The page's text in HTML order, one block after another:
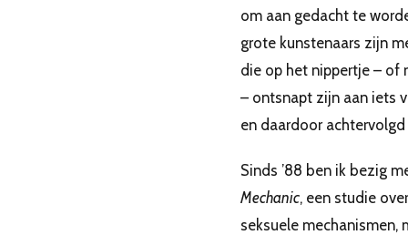
om aan gedacht te
grote kunstenaars zijn
die op het nippertje – of
– ontsnapt zijn aan iets
en daardoor
Sinds ’88 ben ik bezig
Mechanic, een studie over
seksuele mechanismen,